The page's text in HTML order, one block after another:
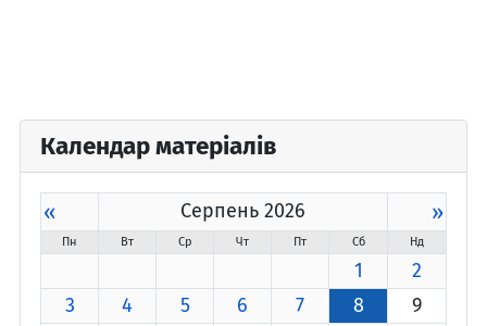
Календар матеріалів
« Серпень 2026 »
Пн Вт Ср Чт Пт Сб Нд
1
2
3
4 5 6 7 8
9